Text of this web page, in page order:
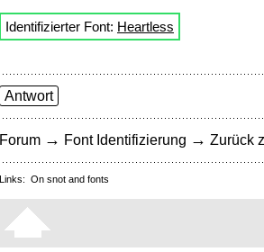
Identifizierter Font: Heartless
Antwort
Forum → Font Identifizierung → Zurück
Links: On snot and fonts